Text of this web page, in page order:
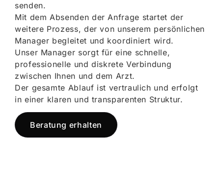
senden.
Mit dem Absenden der Anfrage startet der
weitere Prozess, der von unserem persönlichen
Manager begleitet und koordiniert wird.
Unser Manager sorgt für eine schnelle,
professionelle und diskrete Verbindung
zwischen Ihnen und dem Arzt.
Der gesamte Ablauf ist vertraulich und erfolgt
in einer klaren und transparenten Struktur.
Beratung erhalten